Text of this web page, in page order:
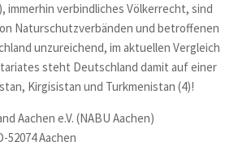
immerhin verbindliches Völkerrecht, sind
Naturschutzverbänden und betroffenen
unzureichend, im aktuellen Vergleich
steht Deutschland damit auf einer
Kirgisistan und Turkmenistan (4)!
Aachen e.V. (NABU Aachen)
52074 Aachen